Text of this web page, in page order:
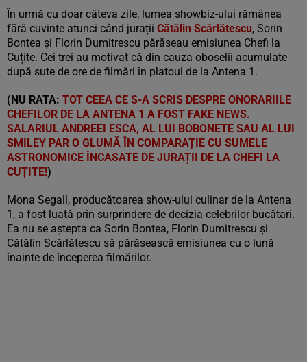
În urmă cu doar câteva zile, lumea showbiz-ului rămânea
fără cuvinte atunci când jurații Cătălin Scărlătescu, Sorin
Bontea și Florin Dumitrescu părăseau emisiunea Chefi la
Cuțite. Cei trei au motivat că din cauza oboselii acumulate
după sute de ore de filmări în platoul de la Antena 1.
(NU RATA: TOT CEEA CE S-A SCRIS DESPRE ONORARIILE
CHEFILOR DE LA ANTENA 1 A FOST FAKE NEWS.
SALARIUL ANDREEI ESCA, AL LUI BOBONETE SAU AL LUI
SMILEY PAR O GLUMĂ ÎN COMPARAȚIE CU SUMELE
ASTRONOMICE ÎNCASATE DE JURAȚII DE LA CHEFI LA
CUȚITE!)
Mona Segall, producătoarea show-ului culinar de la Antena
1, a fost luată prin surprindere de decizia celebrilor bucătari.
Ea nu se aștepta ca Sorin Bontea, Florin Dumitrescu și
Cătălin Scărlătescu să părăsească emisiunea cu o lună
înainte de începerea filmărilor.